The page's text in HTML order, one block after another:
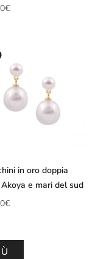
€
in oro doppia
e mari del sud
€